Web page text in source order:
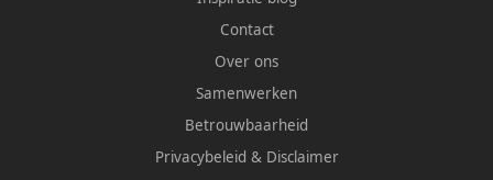
Contact
Over ons
Samenwerken
Betrouwbaarheid
Privacybeleid & Disclaimer